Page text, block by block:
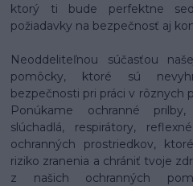
ktorý ti bude perfektne
požiadavky na bezpečnosť aj
Neoddeliteľnou súčasťou
pomôcky, ktoré sú
bezpečnosti pri práci v rôznych
Ponúkame ochranné
slúchadlá, respirátory,
ochranných prostriedkov,
riziko zranenia a chrániť tvoje
z našich ochranných